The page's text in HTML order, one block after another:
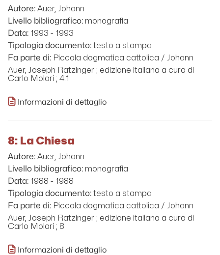
Autore: Auer, Johann
Livello bibliografico: monografia
Data: 1993 - 1993
Tipologia documento: testo a stampa
Fa parte di: Piccola dogmatica cattolica / Johann
Auer, Joseph Ratzinger ; edizione italiana a cura di
Carlo Molari ; 4.1
Informazioni di dettaglio
8: La Chiesa
Autore: Auer, Johann
Livello bibliografico: monografia
Data: 1988 - 1988
Tipologia documento: testo a stampa
Fa parte di: Piccola dogmatica cattolica / Johann
Auer, Joseph Ratzinger ; edizione italiana a cura di
Carlo Molari ; 8
Informazioni di dettaglio